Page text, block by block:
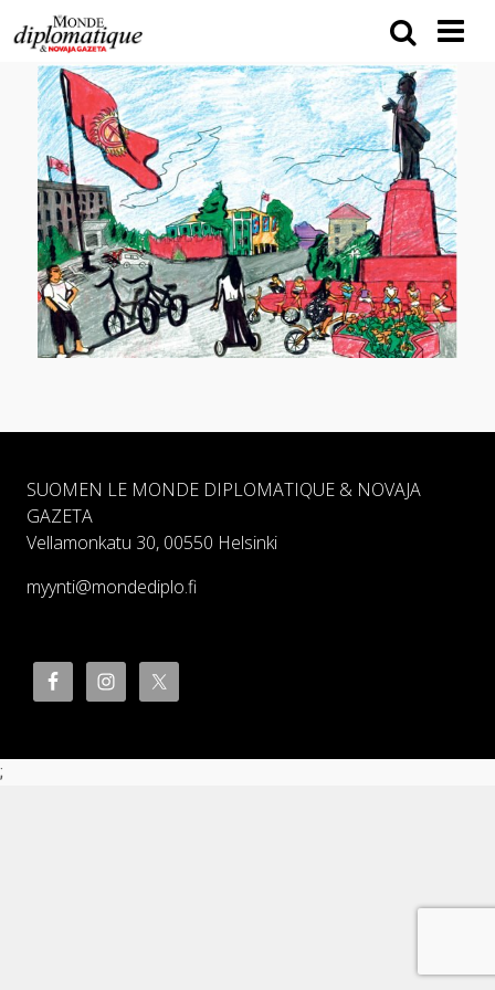
SUOMEN LE MONDE DIPLOMATIQUE & NOVAJA
GAZETA
Vellamonkatu 30, 00550 Helsinki
myynti@mondediplo.fi
;